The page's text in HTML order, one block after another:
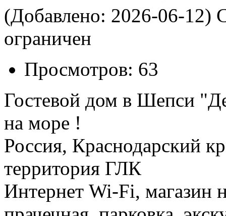
(Добавлено: 2026-06-12)
ограничен
Просмотров: 63
Гостевой дом в Шепси
на море !
Россия, Краснодарский
территория ГЛК
Интернет Wi-Fi, магазин